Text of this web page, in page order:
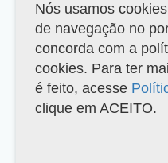
Nós usamos
de navegação no
concorda com a
cookies. Para ter
é feito, acesse
clique em ACEITO.